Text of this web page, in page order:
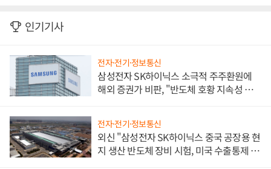
인기기사
전자·전기·정보통신
삼성전자 SK하이닉스 소극적 주주환원에
해외 증권가 비판, "반도체 호황 지속성 의
전자·전기·정보통신
외신 "삼성전자 SK하이닉스 중국 공장용 현
지 생산 반도체 장비 시험, 미국 수출통제 대